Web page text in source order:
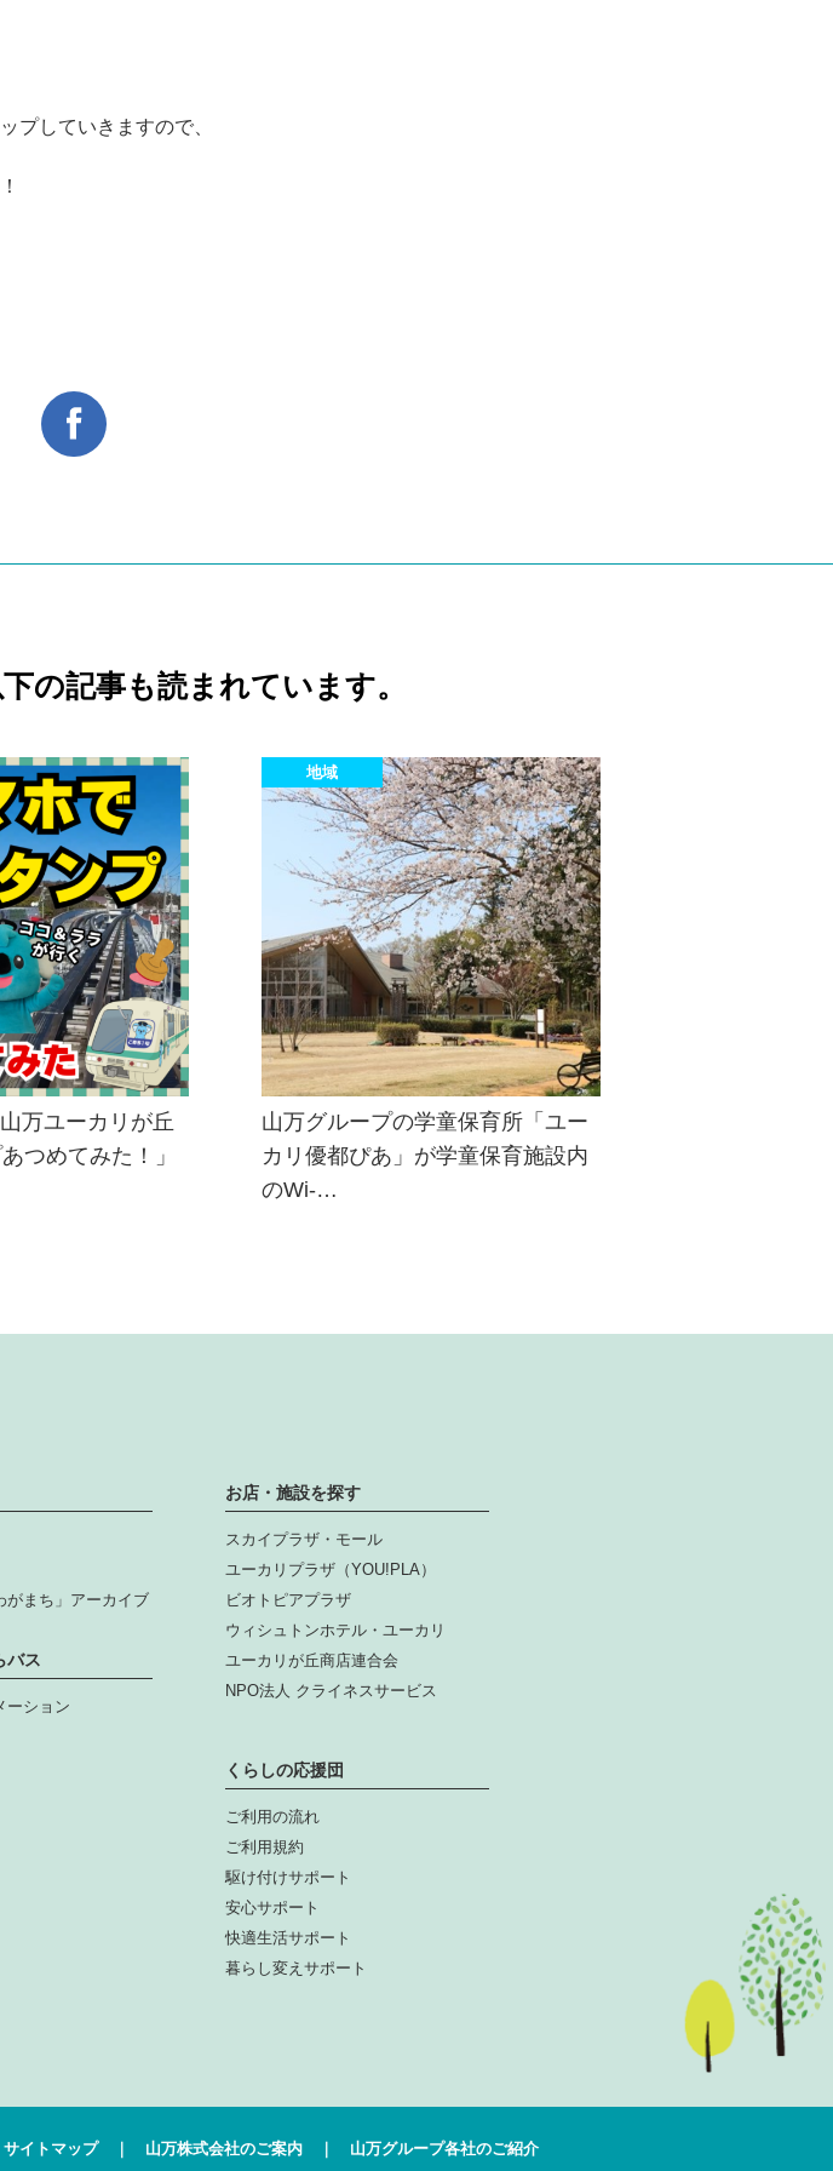
プしていきますので、
の記事も読まれています。
万ユーカリが丘
つめてみた！」
地域
山万グループの学童保育所「ユー
カリ優都ぴあ」が学童保育施設内
のWi-…
がまち」アーカイブ
バス
ーション
お店・施設を探す
スカイプラザ・モール
ユーカリプラザ（YOU!PLA）
ビオトピアプラザ
ウィシュトンホテル・ユーカリ
ユーカリが丘商店連合会
NPO法人 クライネスサービス
くらしの応援団
ご利用の流れ
ご利用規約
駆け付けサポート
安心サポート
快適生活サポート
暮らし変えサポート
サイトマップ 山万株式会社のご案内 山万グループ各社のご紹介